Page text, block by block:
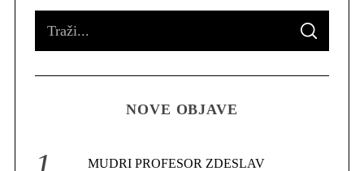
S
A
C
NOVE OBJAVE
MUDRI PROFESOR ZDESLAV